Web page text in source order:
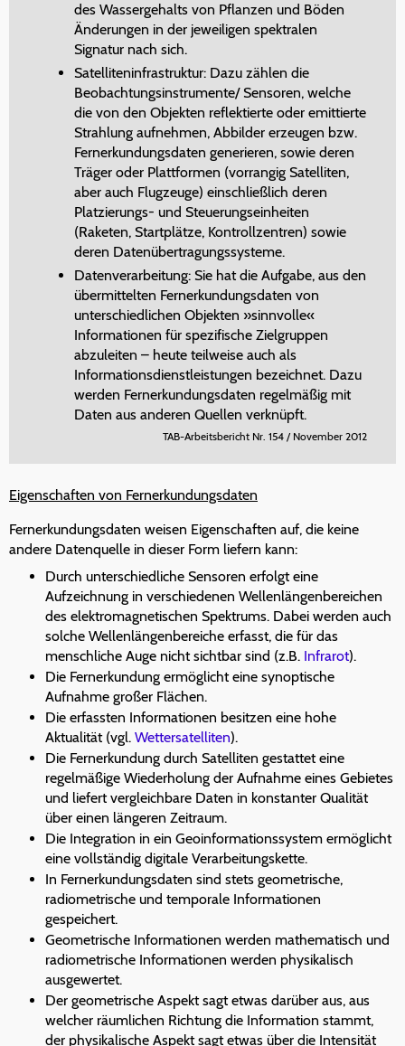
des Wassergehalts von Pflanzen und Böden
Änderungen in der jeweiligen spektralen
Signatur nach sich.
Satelliteninfrastruktur: Dazu zählen die
Beobachtungsinstrumente/ Sensoren, welche
die von den Objekten reflektierte oder emittierte
Strahlung aufnehmen, Abbilder erzeugen bzw.
Fernerkundungsdaten generieren, sowie deren
Träger oder Plattformen (vorrangig Satelliten,
aber auch Flugzeuge) einschließlich deren
Platzierungs- und Steuerungseinheiten
(Raketen, Startplätze, Kontrollzentren) sowie
deren Datenübertragungssysteme.
Datenverarbeitung: Sie hat die Aufgabe, aus den
übermittelten Fernerkundungsdaten von
unterschiedlichen Objekten »sinnvolle«
Informationen für spezifische Zielgruppen
abzuleiten – heute teilweise auch als
Informationsdienstleistungen bezeichnet. Dazu
werden Fernerkundungsdaten regelmäßig mit
Daten aus anderen Quellen verknüpft.
TAB-Arbeitsbericht Nr. 154 / November 2012
Eigenschaften von Fernerkundungsdaten
Fernerkundungsdaten weisen Eigenschaften auf, die keine
andere Datenquelle in dieser Form liefern kann:
Durch unterschiedliche Sensoren erfolgt eine
Aufzeichnung in verschiedenen Wellenlängenbereichen
des elektromagnetischen Spektrums. Dabei werden auch
solche Wellenlängenbereiche erfasst, die für das
menschliche Auge nicht sichtbar sind (z.B. Infrarot).
Die Fernerkundung ermöglicht eine synoptische
Aufnahme großer Flächen.
Die erfassten Informationen besitzen eine hohe
Aktualität (vgl. Wettersatelliten).
Die Fernerkundung durch Satelliten gestattet eine
regelmäßige Wiederholung der Aufnahme eines Gebietes
und liefert vergleichbare Daten in konstanter Qualität
über einen längeren Zeitraum.
Die Integration in ein Geoinformationssystem ermöglicht
eine vollständig digitale Verarbeitungskette.
In Fernerkundungsdaten sind stets geometrische,
radiometrische und temporale Informationen
gespeichert.
Geometrische Informationen werden mathematisch und
radiometrische Informationen werden physikalisch
ausgewertet.
Der geometrische Aspekt sagt etwas darüber aus, aus
welcher räumlichen Richtung die Information stammt,
der physikalische Aspekt sagt etwas über die Intensität